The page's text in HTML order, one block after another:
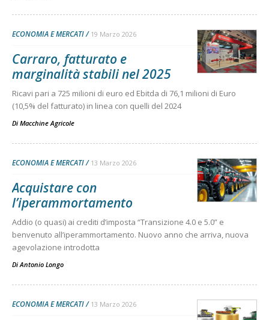
ECONOMIA E MERCATI 19 Marzo 2026
Carraro, fatturato e
marginalità stabili nel 2025
Ricavi pari a 725 milioni di euro ed Ebitda di 76,1 milioni di Euro
(10,5% del fatturato) in linea con quelli del 2024
Di Macchine Agricole
ECONOMIA E MERCATI 13 Marzo 2026
Acquistare con
l’iperammortamento
Addio (o quasi) ai crediti d’imposta “Transizione 4.0 e 5.0” e
benvenuto all’iperammortamento. Nuovo anno che arriva, nuova
agevolazione introdotta
DiAntonio Longo
ECONOMIA E MERCATI 13 Marzo 2026